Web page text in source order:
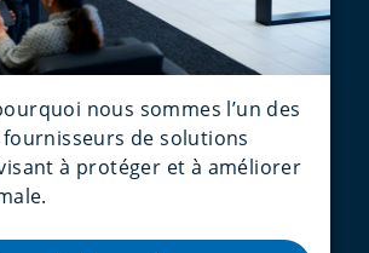
nous sommes l’un des
de solutions
à protéger et à améliorer